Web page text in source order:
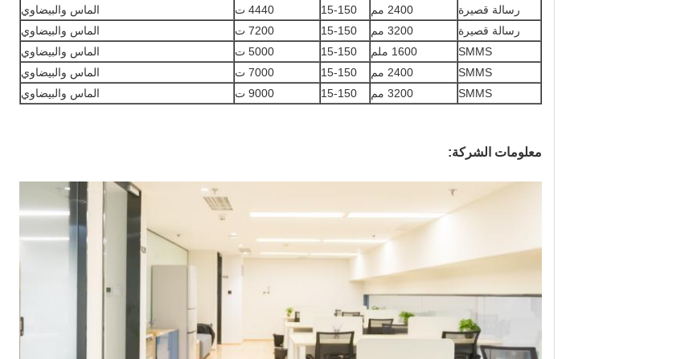
رسالة قصيرة
2400 مم 15-150 4440 ت
الماس والبيضاوي
رسالة قصيرة
3200 مم 15-150 7200 ت
الماس والبيضاوي
SMMS
1600 ملم 15-150 5000 ت
الماس والبيضاوي
SMMS
2400 مم 15-150 7000 ت
الماس والبيضاوي
SMMS
3200 مم 15-150 9000 ت الماس والبيضاوي
معلومات الشركة: